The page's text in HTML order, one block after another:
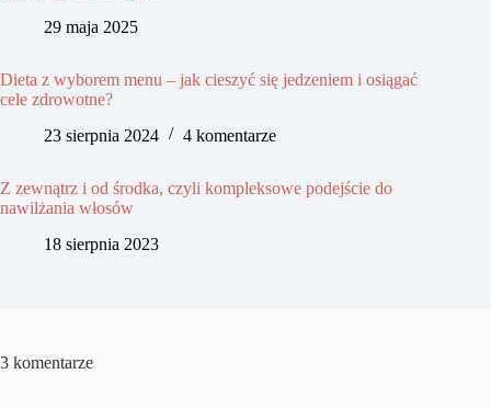
29 maja 2025
Dieta z wyborem menu – jak cieszyć się jedzeniem i osiągać
cele zdrowotne?
23 sierpnia 2024
4 komentarze
Z zewnątrz i od środka, czyli kompleksowe podejście do
nawilżania włosów
18 sierpnia 2023
3 komentarze